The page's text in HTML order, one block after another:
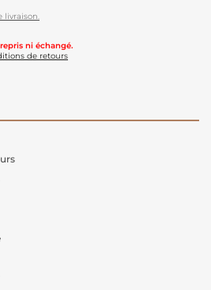
livraison.
ni échangé.
de retours